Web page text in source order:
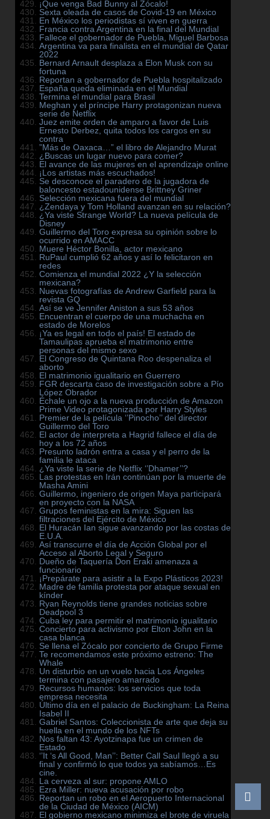
¡Que venga Bad Bunny al Zócalo!
Sexta oleada de casos de Covid-19 en México
En México los periodistas sí viven en guerra
Francia contra Argentina en la final del Mundial
Fallece el gobernador de Puebla, Miguel Barbosa
Argentina va para finalista en el mundial de Qatar
2022
Bernard Arnault desplaza a Elon Musk con su
fortuna
Reportan a gobernador de Puebla hospitalizado
España queda eliminada en el Mundial
Termina el mundial para Brasil
Meghan y el príncipe Harry protagonizan nueva
serie de Netflix
Juez emite orden de amparo a favor de Luis
Ernesto Derbez, quita todos los cargos en su
contra
”Más de Oaxaca…” el libro de Alejandro Murat
¿Buscas un lugar nuevo para comer?
El avance de las mujeres en el aprendizaje online
¡Los artistas más escuchados!
Se desconoce el paradero de la jugadora de
baloncesto estadounidense Brittney Griner
Selección mexicana fuera del mundial
¿Zendaya y Tom Holland avanzan en su relación?
¿Ya viste Strange World? La nueva película de
Disney
Guillermo del Toro expresa su opinión sobre lo
ocurrido en AMACC
Muere Héctor Bonilla, actor mexicano
RuPaul cumplió 62 años y así lo felicitaron en
redes
Comienza el mundial 2022 ¿Y la selección
mexicana?
Nuevas fotografías de Andrew Garfield para la
revista GQ
Así se ve Jennifer Aniston a sus 53 años
Encuentran el cuerpo de una muchacha en
estado de Morelos
¡Ya es legal en todo el país! El estado de
Tamaulipas aprueba el matrimonio entre
personas del mismo sexo
El Congreso de Quintana Roo despenaliza el
aborto
El matrimonio igualitario en Guerrero
FGR descarta caso de investigación sobre a Pío
López Obrador
Échale un ojo a la nueva producción de Amazon
Prime Video protagonizada por Harry Styles
Premier de la película ‘’Pinocho’’ del director
Guillermo del Toro
El actor de interpreta a Hagrid fallece el día de
hoy a los 72 años
Presunto ladrón entra a casa y el perro de la
familia le ataca
¿Ya viste la serie de Netflix ‘’Dhamer’’?
Las protestas en Irán continúan por la muerte de
Masha Amini
Guillermo, ingeniero de origen Maya participará
en proyecto con la NASA
Grupos feministas en la mira: Siguen las
filtraciones del Ejército de México
El Huracán Ian sigue avanzando por las costas de
E.U.A.
Así transcurre el día de Acción Global por el
Acceso al Aborto Legal y Seguro
Dueño de Taquería Don Eraki amenaza a
funcionario
¡Prepárate para asistir a la Expo Plásticos 2023!
Madre de familia protesta por ataque sexual en
kínder
Ryan Reynolds tiene grandes noticias sobre
Deadpool 3
Cuba ley para permitir el matrimonio igualitario
Concierto para activismo por Elton John en la
casa blanca
Se llena el Zócalo por concierto de Grupo Firme
Te recomendamos este próximo estreno: The
Whale
Un disturbio en un vuelo hacia Los Ángeles
termina con pasajero amarrado
Recursos humanos: los servicios que toda
empresa necesita
Último día en el palacio de Buckingham: La Reina
Isabel II
Gabriel Santos: Coleccionista de arte que deja su
huella en el mundo de los NFTs
Nos faltan 43: Ayotzinapa fue un crimen de
Estado
‘’It ‘s All Good, Man’’: Better Call Saul llegó a su
final y confirmó lo que todos ya sabíamos…Es
cine.
La cerveza al sur: propone AMLO
Ezra Miller: nueva acusación por robo
Reportan un robo en el Aeropuerto Internacional
de la Ciudad de México (AICM)
El gobierno mexicano minimiza el brote de viruela